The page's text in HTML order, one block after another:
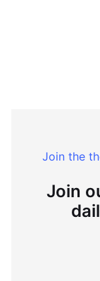
Join the
Join